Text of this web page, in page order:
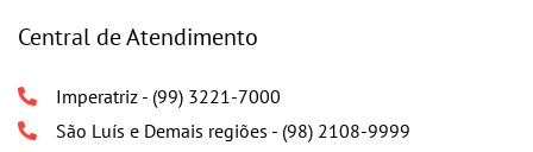
Central de Atendimento
Imperatriz - (99) 3221-7000
São Luís e Demais regiões - (98) 2108-9999